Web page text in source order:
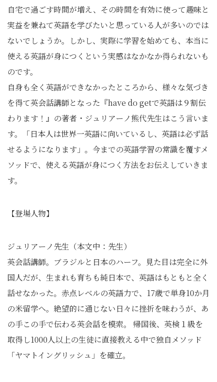
自宅で過ごす時間が増え、その時間を有効に使って趣味と
実益を兼ねて英語を学びたいと思っている人が多いのでは
ないでしょうか。しかし、実際に学習を始めても、本当に
使える英語が身につくという実感はなかなか得られないも
のです。
自身も全く英語ができなかったところから、様々な気づき
を得て英会話講師となった『have do getで英語は９割伝
わります！』の著者・ジュリアーノ熊代先生はこう言いま
す。「日本人は世界一英語に向いているし、英語は必ず話
せるようになります」。今までの英語学習の常識を覆すメ
ソッドで、使える英語が身につく方法をお伝えしていきま
す。
【登場人物】
ジュリアーノ先生（本文中：先生）
英会話講師。ブラジルと日本のハーフ。見た目は完全に外
国人だが、生まれも育ちも純日本で、英語はもともと全く
話せなかった。赤点レベルの英語力で、17歳で単身10か月
の米留学へ。絶望的に通じない日々に挫折を味わうが、あ
の手この手で伝わる英会話を模索。 帰国後、英検１級を
取得し1000人以上の生徒に直接教える中で独自メソッド
「ヤマトイングリッシュ」を確立。